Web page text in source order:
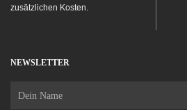
zusätzlichen Kosten.
NEWSLETTER